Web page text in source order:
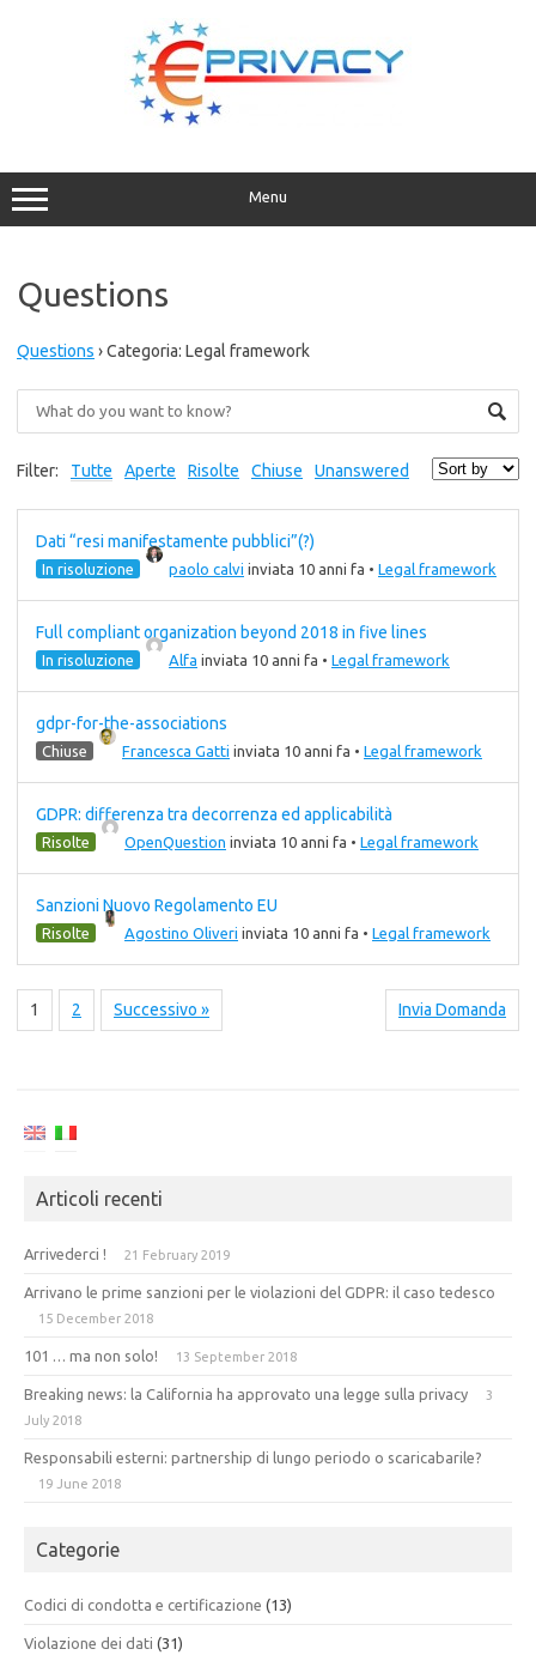
Menu
Questions
Questions ›Categoria: Legal framework
Filter: Tutte Aperte Risolte Chiuse Unanswered
Dati “resi manifestamente pubblici”(?)
In risoluzione paolo calvi inviata 10 anni fa • Legal framework
Full compliant organization beyond 2018 in five lines
In risoluzione Alfa inviata 10 anni fa • Legal framework
gdpr-for-the-associations
Chiuse Francesca Gatti inviata 10 anni fa • Legal framework
GDPR: differenza tra decorrenza ed applicabilità
Risolte OpenQuestion inviata 10 anni fa • Legal framework
Sanzioni Nuovo Regolamento EU
Risolte Agostino Oliveri inviata 10 anni fa • Legal framework
1 2 Successivo » Invia Domanda
Articoli recenti
Arrivederci ! 21 February 2019
Arrivano le prime sanzioni per le violazioni del GDPR: il caso tedesco
15 December 2018
101 … ma non solo! 13 September 2018
Breaking news: la California ha approvato una legge sulla privacy
3
July 2018
Responsabili esterni: partnership di lungo periodo o scaricabarile?
19 June 2018
Categorie
Codici di condotta e certificazione (13)
Violazione dei dati (31)